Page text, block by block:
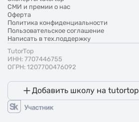
СМИ и премии о нас
Оферта
Политика конфиденциальности
Пользовательское соглашение
Написать в тех.поддержку
TutorTop
ИНН: 7707446755
ОГРН: 1207700476092
Добавить школу на tutortop